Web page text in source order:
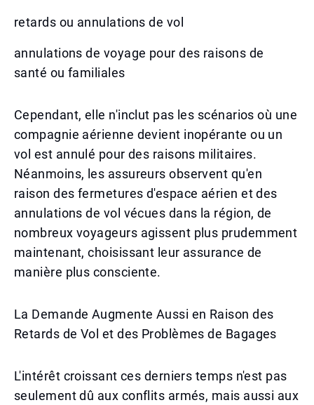
retards ou annulations de vol
annulations de voyage pour des raisons de
santé ou familiales
Cependant, elle n'inclut pas les scénarios où une
compagnie aérienne devient inopérante ou un
vol est annulé pour des raisons militaires.
Néanmoins, les assureurs observent qu'en
raison des fermetures d'espace aérien et des
annulations de vol vécues dans la région, de
nombreux voyageurs agissent plus prudemment
maintenant, choisissant leur assurance de
manière plus consciente.
La Demande Augmente Aussi en Raison des
Retards de Vol et des Problèmes de Bagages
L'intérêt croissant ces derniers temps n'est pas
seulement dû aux conflits armés, mais aussi aux